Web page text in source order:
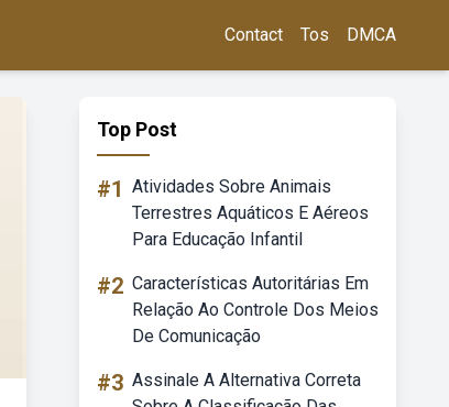
Contact Tos DMCA
Top Post
#1 Atividades Sobre Animais
Terrestres Aquáticos E Aéreos
Para Educação Infantil
#2 Características Autoritárias Em
Relação Ao Controle Dos Meios
De Comunicação
#3 Assinale A Alternativa Correta